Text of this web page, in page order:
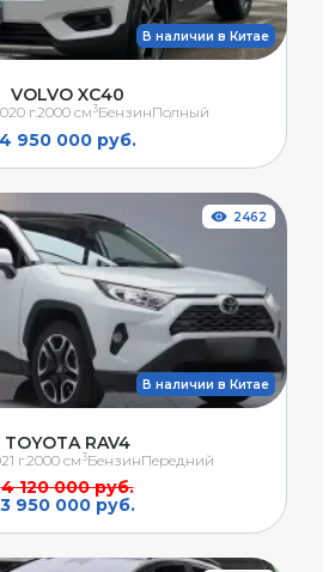
В наличии в Китае
VOLVO XC40
4 950 000 руб.
г.2000 см3БензинПолный
В наличии в Китае
2462
TOYOTA RAV4
4 120 000 руб.
3 950 000 руб.
г.2000 см3БензинПередний